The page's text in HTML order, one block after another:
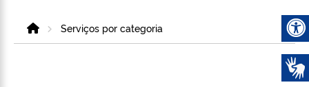
HomeServiços por categoria